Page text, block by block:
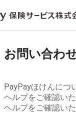
お問い合わ
PayPayほけんにつ
ヘルプをご確認い
ヘルプをご確認い